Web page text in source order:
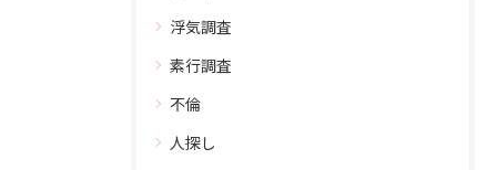
浮気調査
素行調査
不倫
人探し